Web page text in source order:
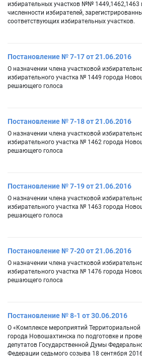
избирательных участков №№ 1449,1462,1463
численности избирателей,
соответствующих избирательных участков.
Постановление № 7-17 от 21.06.2016
О назначении члена участковой
избирательного участка № 1449 города
решающего голоса
Постановление № 7-18 от 21.06.2016
О назначении члена участковой
избирательного участка № 1462 города
решающего голоса
Постановление № 7-19 от 21.06.2016
О назначении члена участковой
избирательного участка № 1463 города
решающего голоса
Постановление № 7-20 от 21.06.2016
О назначении члена участковой
избирательного участка № 1476 города
решающего голоса
Постановление № 8-1 от 30.06.2016
О «Комплексе мероприятий
города Новошахтинска по подготовке и
депутатов Государственной Думы
Федерации седьмого созыва 18 сентября